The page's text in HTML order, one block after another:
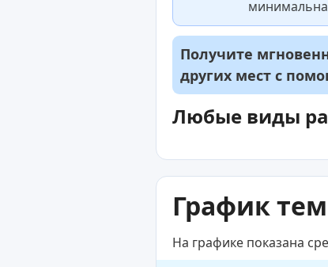
Получите
других мест с
Любые виды
График
На графике показана